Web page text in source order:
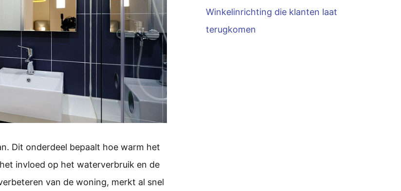
Dit onderdeel bepaalt hoe warm het
invloed op het waterverbruik en de
van de woning, merkt al snel
Winkelinrichting die klanten laat
terugkomen